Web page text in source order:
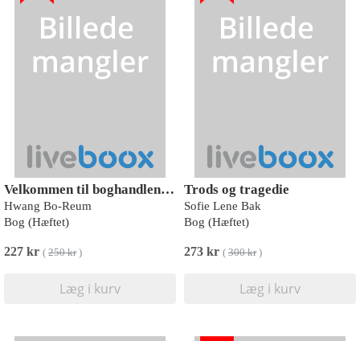
Velkommen til boghandlen i Hyunam-Dong
Hwang Bo-Reum
Bog (Hæftet)
227 kr ( 250 kr)
Læg i kurv
Trods og tragedie
Sofie Lene Bak
Bog (Hæftet)
273 kr ( 300 kr)
Læg i kurv